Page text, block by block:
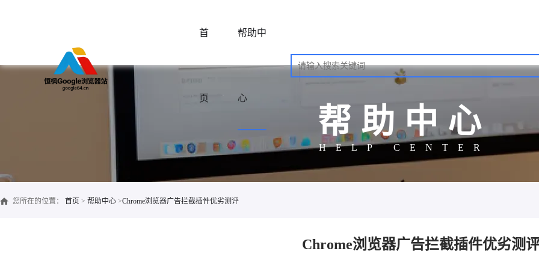
首
页
帮助中
心
帮助中心
HELP CENTER
您所在的位置： 首页 > 帮助中心 >Chrome浏览器广告拦截插件优劣测评
Chrome浏览器广告拦截插件优劣测